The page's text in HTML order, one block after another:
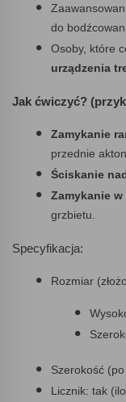
do
Osoby, które
urządzenia
Jak ćwiczyć?
Zamykanie
przednie
Ściskanie
Zamykanie w
grzbietu.
Specyfikacja:
Rozmiar
Szerokość
Licznik: tak